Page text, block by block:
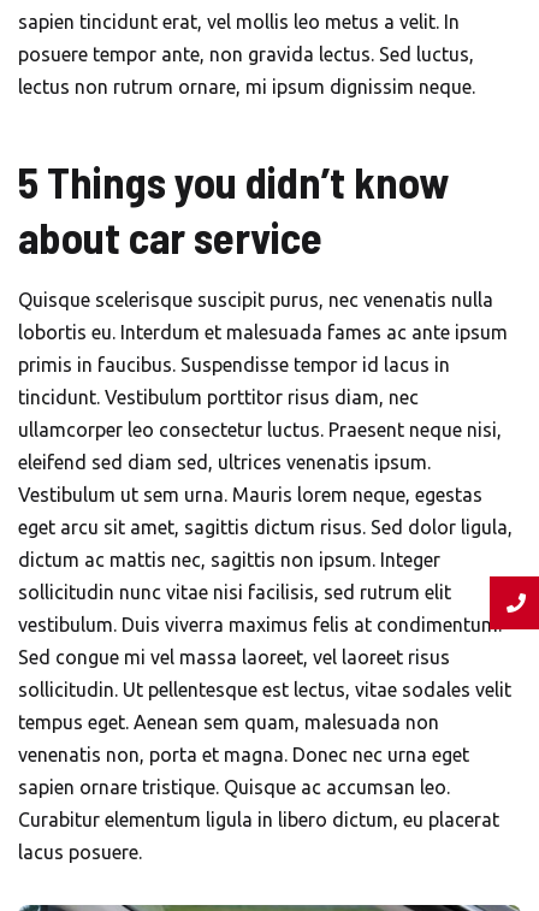
sapien tincidunt erat, vel mollis leo metus a velit. In
posuere tempor ante, non gravida lectus. Sed luctus,
lectus non rutrum ornare, mi ipsum dignissim neque.
5 Things you didn’t know
about car service
Quisque scelerisque suscipit purus, nec venenatis nulla
lobortis eu. Interdum et malesuada fames ac ante ipsum
primis in faucibus. Suspendisse tempor id lacus in
tincidunt. Vestibulum porttitor risus diam, nec
ullamcorper leo consectetur luctus. Praesent neque nisi,
eleifend sed diam sed, ultrices venenatis ipsum.
Vestibulum ut sem urna. Mauris lorem neque, egestas
eget arcu sit amet, sagittis dictum risus. Sed dolor ligula,
dictum ac mattis nec, sagittis non ipsum. Integer
sollicitudin nunc vitae nisi facilisis, sed rutrum elit
vestibulum. Duis viverra maximus felis at condimentum.
Sed congue mi vel massa laoreet, vel laoreet risus
sollicitudin. Ut pellentesque est lectus, vitae sodales velit
tempus eget. Aenean sem quam, malesuada non
venenatis non, porta et magna. Donec nec urna eget
sapien ornare tristique. Quisque ac accumsan leo.
Curabitur elementum ligula in libero dictum, eu placerat
lacus posuere.